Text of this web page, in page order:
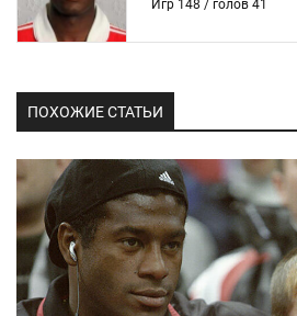
Игр 148 / голов 41
ПОХОЖИЕ СТАТЬИ